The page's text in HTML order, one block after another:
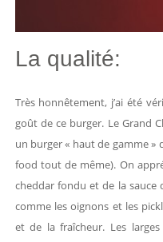
La qualité:
Très honnêtement, j’ai été
goût de ce burger. Le Grand
un burger « haut de gamme
food tout de même). On
cheddar fondu et de la
comme les oignons et les
et de la fraîcheur. Les